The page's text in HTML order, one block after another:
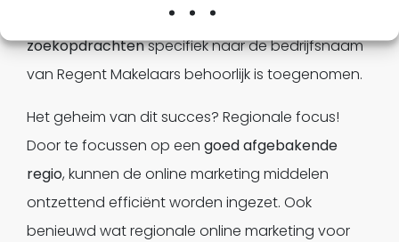
Hiernaast kun je duidelijk zien dat het
zoekopdrachtenspecifiek naar de bedrijfsnaam
van Regent Makelaars behoorlijk is toegenomen.
Het geheim van dit succes? Regionale focus!
Door te focussen op een goed afgebakende
regio, kunnen de online marketing middelen
ontzettend efficiënt worden ingezet. Ook
benieuwd wat regionale online marketing voor